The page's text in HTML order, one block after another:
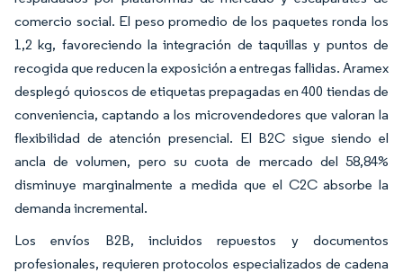
comercio social. El peso promedio de los paquetes ronda los
1,2 kg, favoreciendo la integración de taquillas y puntos de
recogida que reducen la exposición a entregas fallidas. Aramex
desplegó quioscos de etiquetas prepagadas en 400 tiendas de
conveniencia, captando a los microvendedores que valoran la
flexibilidad de atención presencial. El B2C sigue siendo el
ancla de volumen, pero su cuota de mercado del 58,84%
disminuye marginalmente a medida que el C2C absorbe la
demanda incremental.
Los envíos B2B, incluidos repuestos y documentos
profesionales, requieren protocolos especializados de cadena